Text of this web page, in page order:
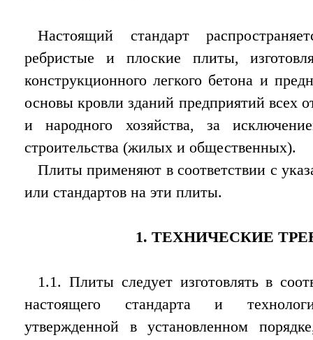
Настоящий стандарт
ребристые и плоские плиты,
конструкционного легкого бетона и
основы кровли зданий предприятий всех
и народного хозяйства, за
строительства (жилых и общественных).
Плиты применяют в соответствии с
или стандартов на эти плиты.
1. ТЕХНИЧЕСКИЕ
1.1. Плиты следует изготовлять в
настоящего стандарта и
утвержденной в установленном